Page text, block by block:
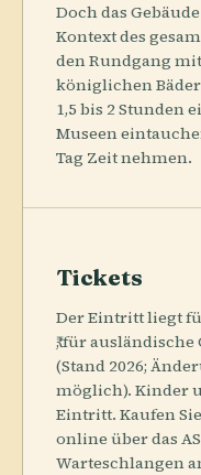
Doch das
Kontext des
den Rundgang
königlichen
1,5 bis 2 Stunden
Museen
Tag Zeit nehmen.
Tickets
Der Eintritt liegt
₹, für ausländische
(Stand 2026;
möglich). Kinder
Eintritt. Kaufen
online über das
Warteschlangen